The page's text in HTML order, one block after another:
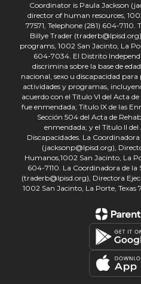
Coordinator is Paula Jackson
director of human resources,
77571, Telephone (281) 604-
Billye Trader
programs, 1002 San Jacinto, La
604-7034. El Distrito
discrimina sobre la base de
nacional, sexo u discapacidad para
actividades y programas,
acuerdo con el Título VI del Acta
fue enmendada; Título IX de las
Sección 504 del Acta de
enmendada; y el Título II
Discapacidades. La
(jacksonp@lpisd.org),
Humanos,1002 San Jacinto, La
604-7110. La Coordinadora de la
(traderb@lpisd.org), Directora
1002 San Jacinto, La Porte, Texas